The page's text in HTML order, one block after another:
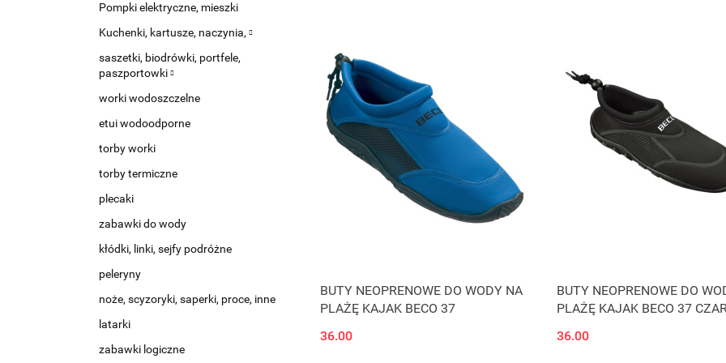
Pompki elektryczne, mieszki
Kuchenki, kartusze, naczynia,
saszetki, biodrówki, portfele,
paszportowki
worki wodoszczelne
etui wodoodporne
torby worki
torby termiczne
plecaki
zabawki do wody
kłódki, linki, sejfy podróżne
peleryny
noże, scyzoryki, saperki, proce, inne
latarki
zabawki logiczne
BUTY NEOPRENOWE DO WODY NA
PLAŻĘ KAJAK BECO 37
36.00
BUTY NEOPRENOWE DO
PLAŻĘ KAJAK BECO 37
36.00